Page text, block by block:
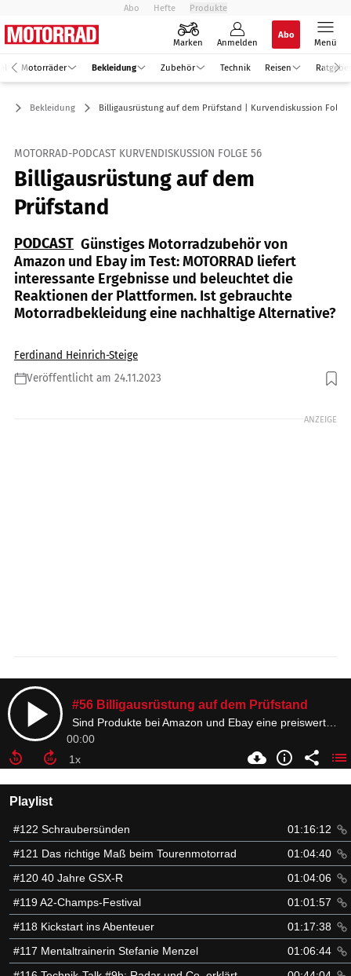
Abo Hefte Produkte
Marken Anmelden
Abo
Menü
Motorräder Bekleidung Zubehör Technik Reisen Ratgeber
Bekleidung Billigausrüstung auf dem Prüfstand | Kurvendiskussion Folge
MOTORRAD-PODCAST KURVENDISKUSSION FOLGE 56
Billigausrüstung auf dem
Prüfstand
PODCAST Günstiges Motorradzubehör von
Amazon und Ebay im Test: MOTORRAD liefert
interessante Ergebnisse und beleuchtet die
Reaktionen der Plattformen. Ist gebrauchte
Motorradbekleidung eine nachhaltige Alternative?
Ferdinand Heinrich-Steige
Veröffentlicht am 24.11.2023
ANZEIGE